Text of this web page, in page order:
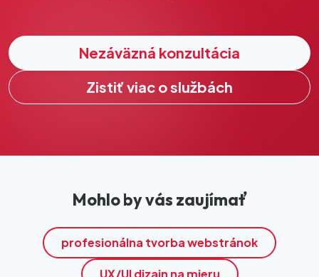
Nezáväzná konzultácia
Zistiť viac o službách
Mohlo by vás zaujímať
profesionálna tvorba webstránok